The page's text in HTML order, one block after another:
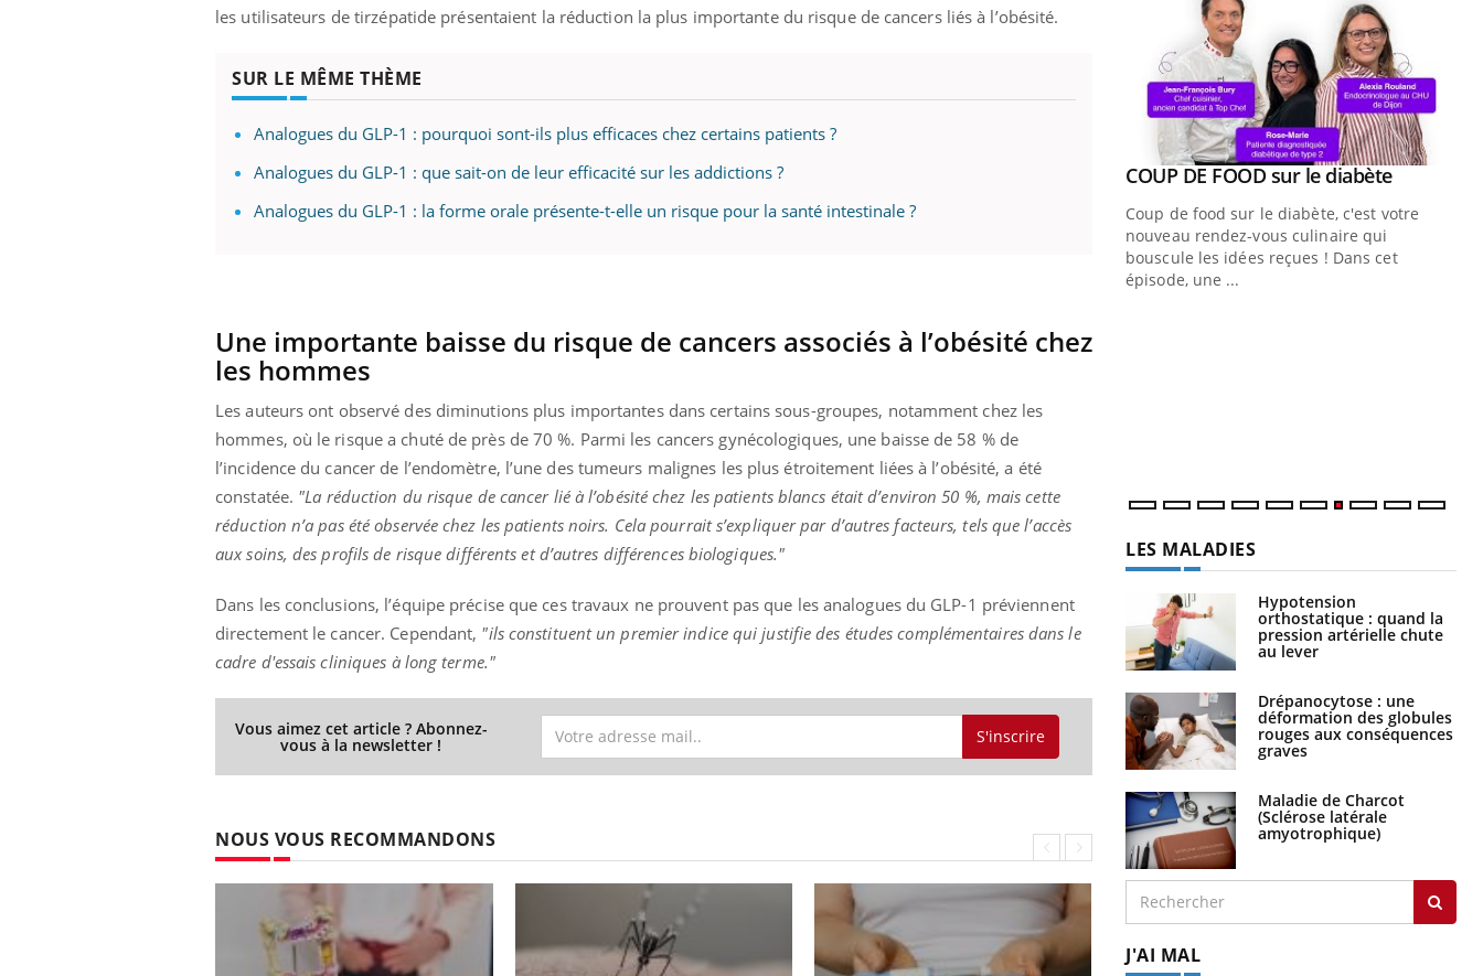
les utilisateurs de tirzépatide présentaient la réduction la plus importante du risque de cancers liés à l’obésité.
SUR LE MÊME THÈME
Analogues du GLP-1 : pourquoi sont-ils plus efficaces chez certains patients ?
Analogues du GLP-1 : que sait-on de leur efficacité sur les addictions ?
Analogues du GLP-1 : la forme orale présente-t-elle un risque pour la santé intestinale ?
Une importante baisse du risque de cancers associés à l’obésité chez
les hommes
Les auteurs ont observé des diminutions plus importantes dans certains sous-groupes, notamment chez les
hommes, où le risque a chuté de près de 70 %. Parmi les cancers gynécologiques, une baisse de 58 % de
l’incidence du cancer de l’endomètre, l’une des tumeurs malignes les plus étroitement liées à l’obésité, a été
constatée. "La réduction du risque de cancer lié à l’obésité chez les patients blancs était d’environ 50 %, mais cette
réduction n’a pas été observée chez les patients noirs. Cela pourrait s’expliquer par d’autres facteurs, tels que l’accès
aux soins, des profils de risque différents et d’autres différences biologiques."
Dans les conclusions, l’équipe précise que ces travaux ne prouvent pas que les analogues du GLP-1 préviennent
directement le cancer. Cependant, "ils constituent un premier indice qui justifie des études complémentaires dans le
cadre d'essais cliniques à long terme."
Vous aimez cet article ? Abonnez-
vous à la newsletter ! S'inscrire
NOUS VOUS RECOMMANDONS
Eczéma Chronique des Mains : se Youtube
Diabète & Ramadan 2026Youtube
Le Ramadan approche, et, pour de
préventiveYoutube
Youtube
COUP DE FOOD sur le diabèteYoutube
Coup de food sur le diabète, c'est votre
nouveau rendez-vous culinaire qui
bouscule les idées reçues ! Dans cet
épisode, une ...
LES MALADIES
Hypotension
orthostatique : quand la
pression artérielle chute
au lever
Drépanocytose : une
déformation des globules
rouges aux conséquences
graves
Maladie de Charcot
(Sclérose latérale
amyotrophique)
J'AI MAL